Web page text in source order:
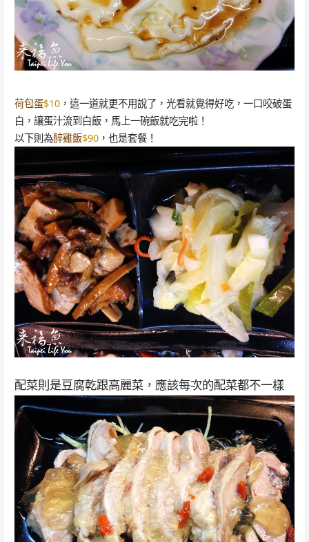
荷包蛋$10，這一道就更不用說了，光看就覺得好吃，一口咬破蛋
白，讓蛋汁流到白飯，馬上一碗飯就吃完啦！
以下則為醉雞飯$90，也是套餐！
配菜則是豆腐乾跟高麗菜，應該每次的配菜都不一樣